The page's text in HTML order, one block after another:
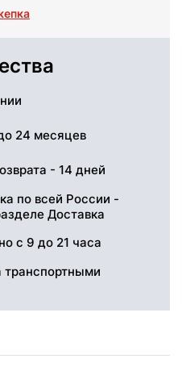
24 месяцев
- 14 дней
по всей России -
Доставка
с 9 до 21 часа
транспортными